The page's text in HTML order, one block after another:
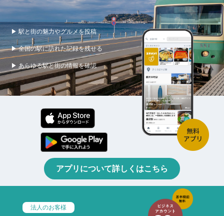
▶ 駅と街の魅力やグルメを投稿
▶ 全国の駅に訪れた記録を残せる
▶ あらゆる駅と街の情報を確認
アプリについて詳しくはこちら
法人のお客様